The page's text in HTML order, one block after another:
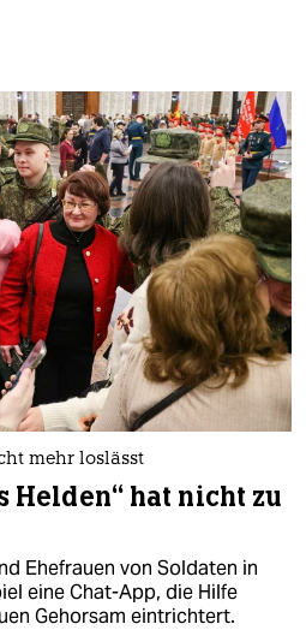
mehr loslässt
Helden“ hat nicht zu
Ehefrauen von Soldaten in
eine Chat-App, die Hilfe
Gehorsam eintrichtert.